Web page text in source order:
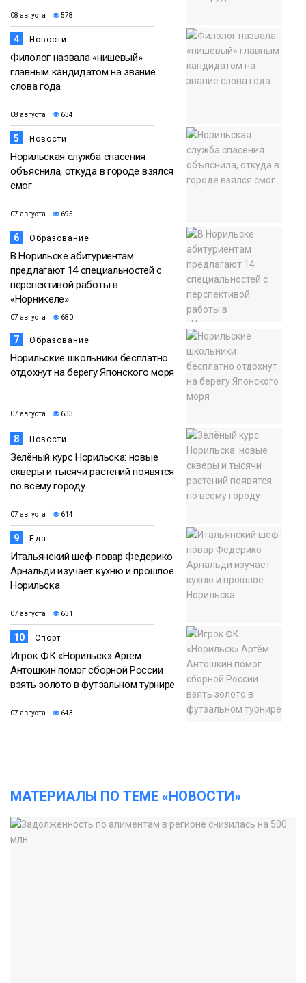
08 августа 578
4 Новости
Филолог назвала «нишевый»
главным кандидатом на звание
слова года
08 августа 634
5 Новости
Норильская служба спасения
объяснила, откуда в городе взялся
смог
07 августа 695
6 Образование
В Норильске абитуриентам
предлагают 14 специальностей с
перспективой работы в
«Норникеле»
07 августа 680
7 Образование
Норильские школьники бесплатно
отдохнут на берегу Японского моря
07 августа 633
8 Новости
Зелёный курс Норильска: новые
скверы и тысячи растений появятся
по всему городу
07 августа 614
9 Еда
Итальянский шеф-повар Федерико
Арнальди изучает кухню и прошлое
Норильска
07 августа 631
10 Спорт
Игрок ФК «Норильск» Артём
Антошкин помог сборной России
взять золото в футзальном турнире
07 августа 643
МАТЕРИАЛЫ ПО ТЕМЕ «НОВОСТИ»